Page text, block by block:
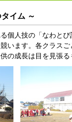
イム ～
個人技の「なわと
います。各クラス
の成長は目を見張